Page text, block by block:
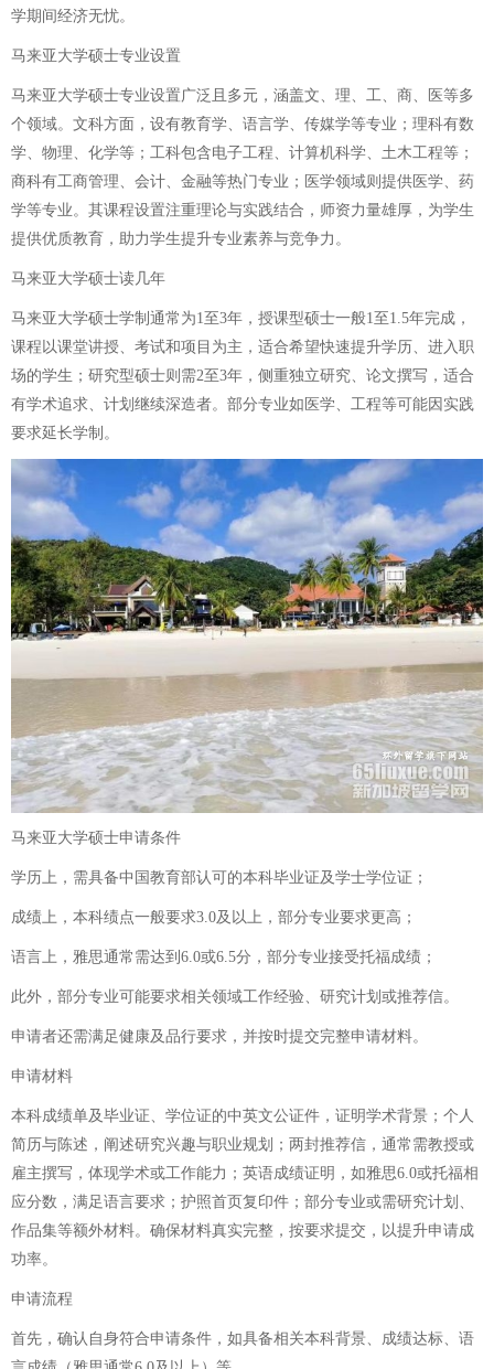
学期间经济无忧。
马来亚大学硕士专业设置
马来亚大学硕士专业设置广泛且多元，涵盖文、理、工、商、医等多
个领域。文科方面，设有教育学、语言学、传媒学等专业；理科有数
学、物理、化学等；工科包含电子工程、计算机科学、土木工程等；
商科有工商管理、会计、金融等热门专业；医学领域则提供医学、药
学等专业。其课程设置注重理论与实践结合，师资力量雄厚，为学生
提供优质教育，助力学生提升专业素养与竞争力。
马来亚大学硕士读几年
马来亚大学硕士学制通常为1至3年，授课型硕士一般1至1.5年完成，
课程以课堂讲授、考试和项目为主，适合希望快速提升学历、进入职
场的学生；研究型硕士则需2至3年，侧重独立研究、论文撰写，适合
有学术追求、计划继续深造者。部分专业如医学、工程等可能因实践
要求延长学制。
马来亚大学硕士申请条件
学历上，需具备中国教育部认可的本科毕业证及学士学位证；
成绩上，本科绩点一般要求3.0及以上，部分专业要求更高；
语言上，雅思通常需达到6.0或6.5分，部分专业接受托福成绩；
此外，部分专业可能要求相关领域工作经验、研究计划或推荐信。
申请者还需满足健康及品行要求，并按时提交完整申请材料。
申请材料
本科成绩单及毕业证、学位证的中英文公证件，证明学术背景；个人
简历与陈述，阐述研究兴趣与职业规划；两封推荐信，通常需教授或
雇主撰写，体现学术或工作能力；英语成绩证明，如雅思6.0或托福相
应分数，满足语言要求；护照首页复印件；部分专业或需研究计划、
作品集等额外材料。确保材料真实完整，按要求提交，以提升申请成
功率。
申请流程
首先，确认自身符合申请条件，如具备相关本科背景、成绩达标、语